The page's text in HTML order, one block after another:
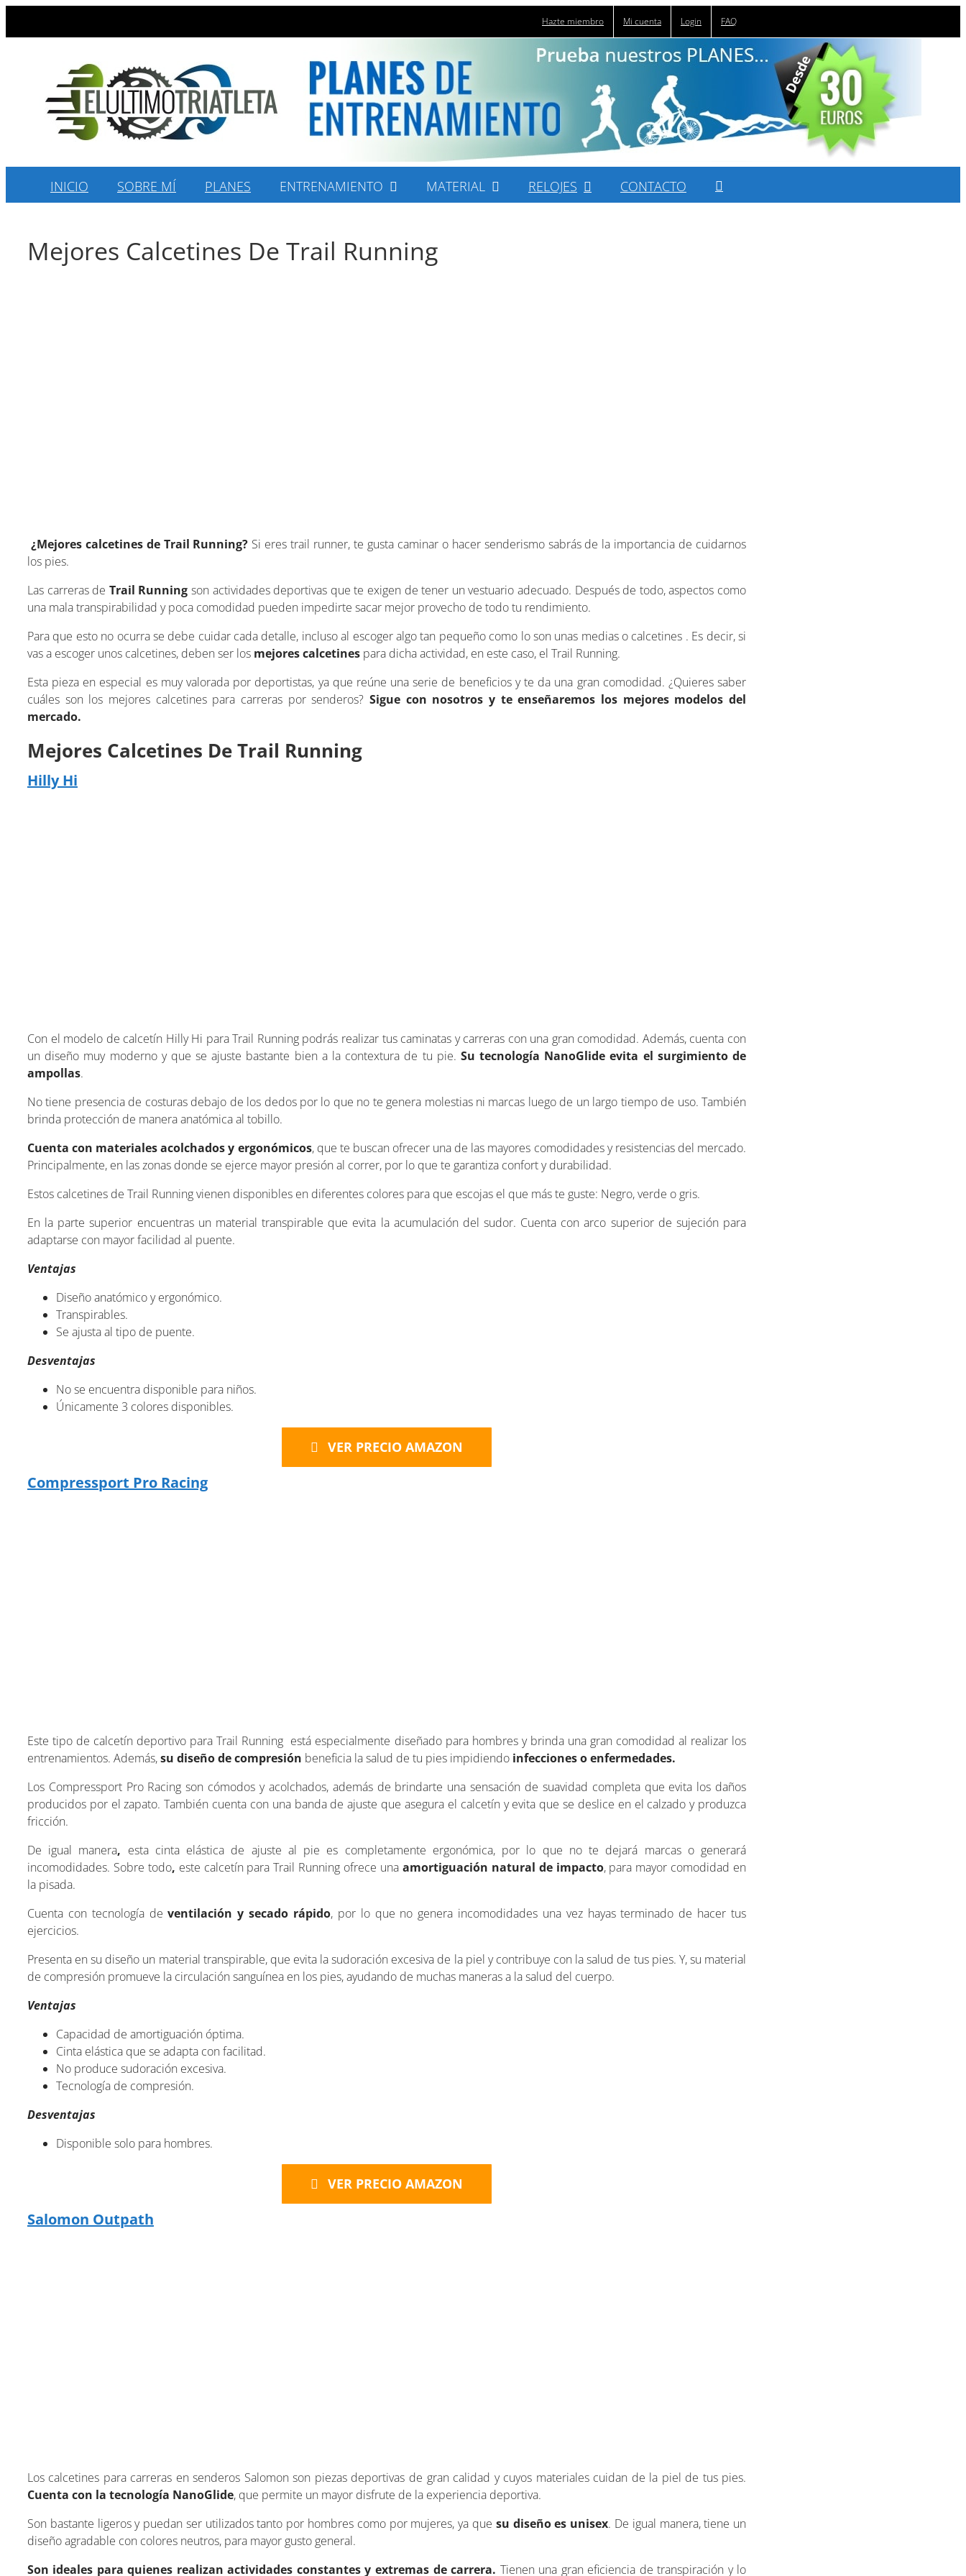
Hazte miembro Mi cuenta Login FAQ
INICIO SOBRE MÍ PLANES ENTRENAMIENTO MATERIAL RELOJES CONTACTO
Mejores Calcetines De Trail Running
¿Mejores calcetines de Trail Running? Si eres trail runner, te gusta caminar o hacer senderismo sabrás de la importancia de cuidarnos
los pies.
Las carreras de Trail Running son actividades deportivas que te exigen de tener un vestuario adecuado. Después de todo, aspectos como
una mala transpirabilidad y poca comodidad pueden impedirte sacar mejor provecho de todo tu rendimiento.
Para que esto no ocurra se debe cuidar cada detalle, incluso al escoger algo tan pequeño como lo son unas medias o calcetines . Es decir, si
vas a escoger unos calcetines, deben ser los mejores calcetines para dicha actividad, en este caso, el Trail Running.
Esta pieza en especial es muy valorada por deportistas, ya que reúne una serie de beneficios y te da una gran comodidad. ¿Quieres saber
cuáles son los mejores calcetines para carreras por senderos? Sigue con nosotros y te enseñaremos los mejores modelos del
mercado.
Mejores Calcetines De Trail Running
Hilly Hi
Con el modelo de calcetín Hilly Hi para Trail Running podrás realizar tus caminatas y carreras con una gran comodidad. Además, cuenta con
un diseño muy moderno y que se ajuste bastante bien a la contextura de tu pie. Su tecnología NanoGlide evita el surgimiento de
ampollas.
No tiene presencia de costuras debajo de los dedos por lo que no te genera molestias ni marcas luego de un largo tiempo de uso. También
brinda protección de manera anatómica al tobillo.
Cuenta con materiales acolchados y ergonómicos, que te buscan ofrecer una de las mayores comodidades y resistencias del mercado.
Principalmente, en las zonas donde se ejerce mayor presión al correr, por lo que te garantiza confort y durabilidad.
Estos calcetines de Trail Running vienen disponibles en diferentes colores para que escojas el que más te guste: Negro, verde o gris.
En la parte superior encuentras un material transpirable que evita la acumulación del sudor. Cuenta con arco superior de sujeción para
adaptarse con mayor facilidad al puente.
Ventajas
Diseño anatómico y ergonómico.
Transpirables.
Se ajusta al tipo de puente.
Desventajas
No se encuentra disponible para niños.
Únicamente 3 colores disponibles.
VER PRECIO AMAZON
Compressport Pro Racing
Este tipo de calcetín deportivo para Trail Running está especialmente diseñado para hombres y brinda una gran comodidad al realizar los
entrenamientos. Además,su diseño de compresión beneficia la salud de tu pies impidiendoinfecciones o enfermedades.
Los Compressport Pro Racing son cómodos y acolchados, además de brindarte una sensación de suavidad completa que evita los daños
producidos por el zapato. También cuenta con una banda de ajuste que asegura el calcetín y evita que se deslice en el calzado y produzca
fricción.
De igual manera, esta cinta elástica de ajuste al pie es completamente ergonómica, por lo que no te dejará marcas o generará
incomodidades. Sobre todo, este calcetín para Trail Running ofrece unaamortiguación natural de impacto, para mayor comodidad en
la pisada.
Cuenta con tecnología de ventilación y secado rápido, por lo que no genera incomodidades una vez hayas terminado de hacer tus
ejercicios.
Presenta en su diseño un material transpirable, que evita la sudoración excesiva de la piel y contribuye con la salud de tus pies. Y, su material
de compresión promueve la circulación sanguínea en los pies, ayudando de muchas maneras a la salud del cuerpo.
Ventajas
Capacidad de amortiguación óptima.
Cinta elástica que se adapta con facilitad.
No produce sudoración excesiva.
Tecnología de compresión.
Desventajas
Disponible solo para hombres.
VER PRECIO AMAZON
Salomon Outpath
Los calcetines para carreras en senderos Salomon son piezas deportivas de gran calidad y cuyos materiales cuidan de la piel de tus pies.
Cuenta con la tecnología NanoGlide, que permite un mayor disfrute de la experiencia deportiva.
Son bastante ligeros y puedan ser utilizados tanto por hombres como por mujeres, ya que su diseño es unisex. De igual manera, tiene un
diseño agradable con colores neutros, para mayor gusto general.
Son ideales para quienes realizan actividades constantes y extremas de carrera. Tienen una gran eficiencia de transpiración y lo